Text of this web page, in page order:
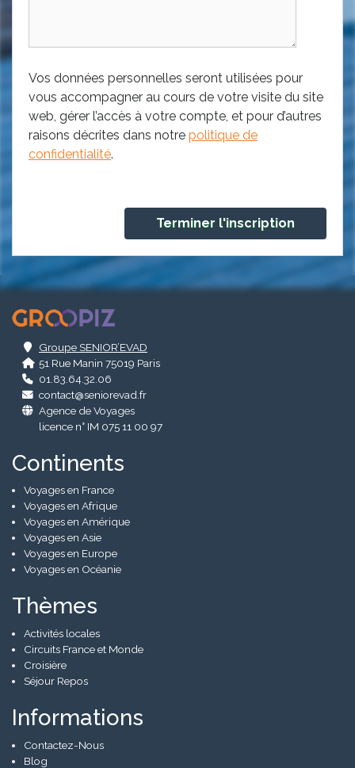
Vos données personnelles seront utilisées pour
vous accompagner au cours de votre visite du site
web, gérer l’accès à votre compte, et pour d’autres
raisons décrites dans notre politique de
confidentialité.
Groupe SENIOR’EVAD
51 Rue Manin 75019 Paris
01.83.64.32.06
contact@seniorevad.fr
Agence de Voyages
licence n° IM 075 11 00 97
Continents
Voyages en France
Voyages en Afrique
Voyages en Amérique
Voyages en Asie
Voyages en Europe
Voyages en Océanie
Thèmes
Activités locales
Circuits France et Monde
Croisière
Séjour Repos
Informations
Contactez-Nous
Blog